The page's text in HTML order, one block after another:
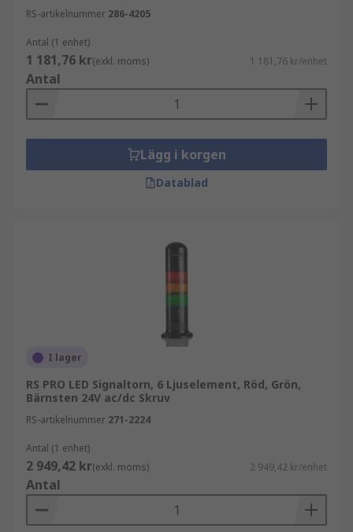
RS-artikelnummer 286-4205
Antal (1 enhet)
1 181,76 kr(exkl. moms) 1 181,76 kr/enhet
Antal
Lägg i korgen
Datablad
I lager
RS PRO LED Signaltorn, 6 Ljuselement, Röd, Grön,
Bärnsten 24V ac/dc Skruv
RS-artikelnummer 271-2224
Antal (1 enhet)
2 949,42 kr(exkl. moms) 2 949,42 kr/enhet
Antal